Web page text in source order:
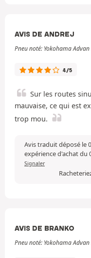
AVIS DE ANDREJ
Pneu noté: Yokohama Advan
4/5
Sur les routes
mauvaise, ce qui est
trop mou.
Avis traduit déposé le
expérience d'achat du
Signaler
AVIS DE BRANKO
Pneu noté: Yokohama